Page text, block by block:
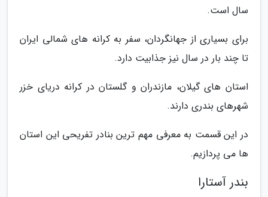
سال است.
برای بسیاری از جهانگردان، سفر به کرانه های شمالی ایران
تا چند بار در سال نیز جذابیت دارد.
استان های گیلان، مازندران و گلستان در کرانه دریای خزر
شهرهای بندری دارند.
در این قسمت به معرفی مهم ترین بنادر تفریحی این استان
ها می پردازیم.
بندر آستارا